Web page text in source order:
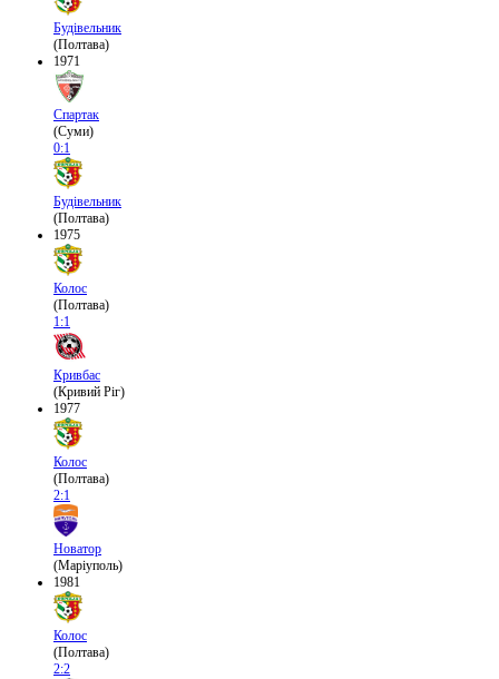
Будівельник
(Полтава)
1971
Спартак
(Суми)
0:1
Будівельник
(Полтава)
1975
Колос
(Полтава)
1:1
Кривбас
(Кривий Ріг)
1977
Колос
(Полтава)
2:1
Новатор
(Маріуполь)
1981
Колос
(Полтава)
2:2